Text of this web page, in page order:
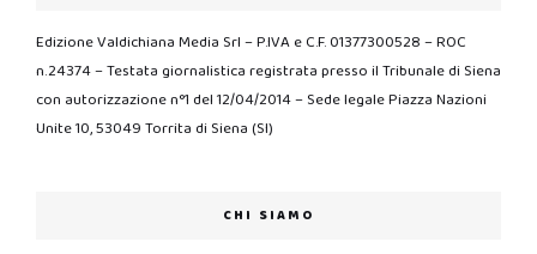
Edizione Valdichiana Media Srl – P.IVA e C.F. 01377300528 – ROC
n.24374 – Testata giornalistica registrata presso il Tribunale di Siena
con autorizzazione n°1 del 12/04/2014 – Sede legale Piazza Nazioni
Unite 10, 53049 Torrita di Siena (SI)
CHI SIAMO